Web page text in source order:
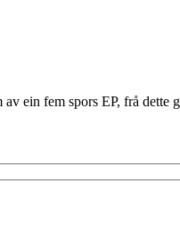
ein fem spors EP, frå dette